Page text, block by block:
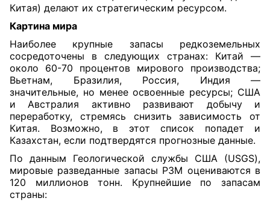
Китая) делают их стратегическим ресурсом.
Картина мира
Наиболее крупные запасы редкоземельных
сосредоточены в следующих странах: Китай —
около 60-70 процентов мирового производства;
Вьетнам, Бразилия, Россия, Индия —
значительные, но менее освоенные ресурсы; США
и Австралия активно развивают добычу и
переработку, стремясь снизить зависимость от
Китая. Возможно, в этот список попадет и
Казахстан, если подтвердятся прогнозные данные.
По данным Геологической службы США (USGS),
мировые разведанные запасы РЗМ оцениваются в
120 миллионов тонн. Крупнейшие по запасам
страны: